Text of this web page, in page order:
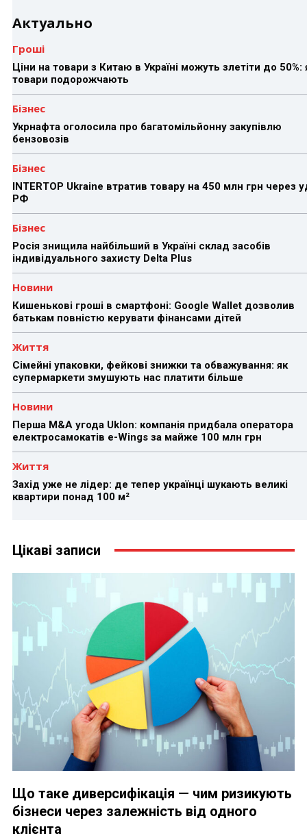
Актуально
Гроші
Ціни на товари з Китаю в Україні можуть злетіти до 50%:
товари подорожчають
Бізнес
Укрнафта оголосила про багатомільйонну закупівлю
бензовозів
Бізнес
INTERTOP Ukraine втратив товару на 450 млн грн через
РФ
Бізнес
Росія знищила найбільший в Україні склад засобів
індивідуального захисту Delta Plus
Новини
Кишенькові гроші в смартфоні: Google Wallet дозволив
батькам повністю керувати фінансами дітей
Життя
Сімейні упаковки, фейкові знижки та обважування: як
супермаркети змушують нас платити більше
Новини
Перша M&A угода Uklon: компанія придбала оператора
електросамокатів e-Wings за майже 100 млн грн
Життя
Захід уже не лідер: де тепер українці шукають великі
квартири понад 100 м²
Цікаві записи
Що таке диверсифікація — чим ризикують
бізнеси через залежність від одного
клієнта